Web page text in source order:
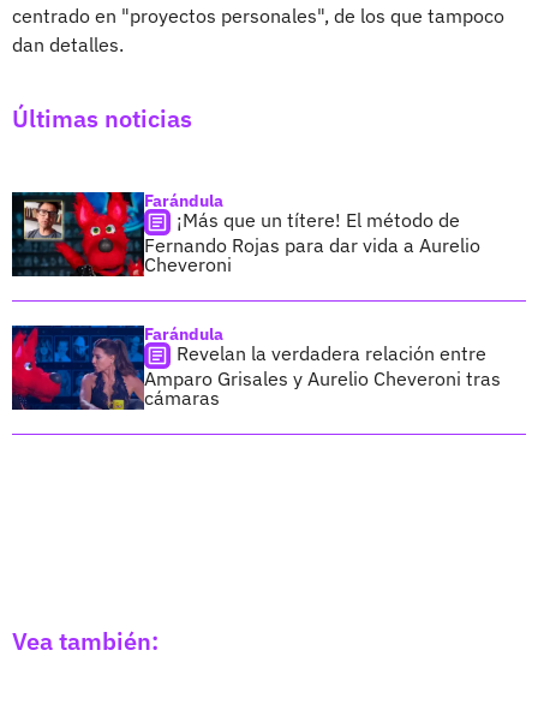
centrado en "proyectos personales", de los que tampoco
dan detalles.
Últimas noticias
Farándula
¡Más que un títere! El método de
Fernando Rojas para dar vida a Aurelio
Cheveroni
Farándula
Revelan la verdadera relación entre
Amparo Grisales y Aurelio Cheveroni tras
cámaras
Vea también: